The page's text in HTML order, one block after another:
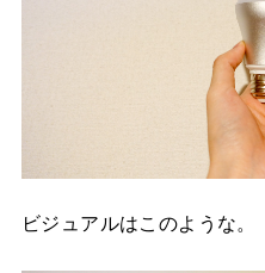
ビジュアルはこのような。